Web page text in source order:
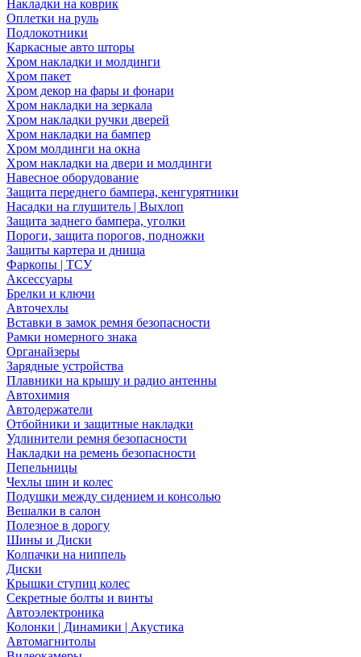
Накладки на коврик
Оплетки на руль
Подлокотники
Каркасные авто шторы
Хром накладки и молдинги
Хром пакет
Хром декор на фары и фонари
Хром накладки на зеркала
Хром накладки ручки дверей
Хром накладки на бампер
Хром молдинги на окна
Хром накладки на двери и молдинги
Навесное оборудование
Защита переднего бампера, кенгурятники
Насадки на глушитель | Выхлоп
Защита заднего бампера, уголки
Пороги, защита порогов, подножки
Защиты картера и днища
Фаркопы | ТСУ
Аксессуары
Брелки и ключи
Авточехлы
Вставки в замок ремня безопасности
Рамки номерного знака
Органайзеры
Зарядные устройства
Плавники на крышу и радио антенны
Автохимия
Автодержатели
Отбойники и защитные накладки
Удлинители ремня безопасности
Накладки на ремень безопасности
Пепельницы
Чехлы шин и колес
Подушки между сидением и консолью
Вешалки в салон
Полезное в дорогу
Шины и Диски
Колпачки на ниппель
Диски
Крышки ступиц колес
Секретные болты и винты
Автоэлектроника
Колонки | Динамики | Акустика
Автомагнитолы